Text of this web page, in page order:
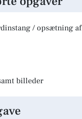
/ opsætning af
billeder